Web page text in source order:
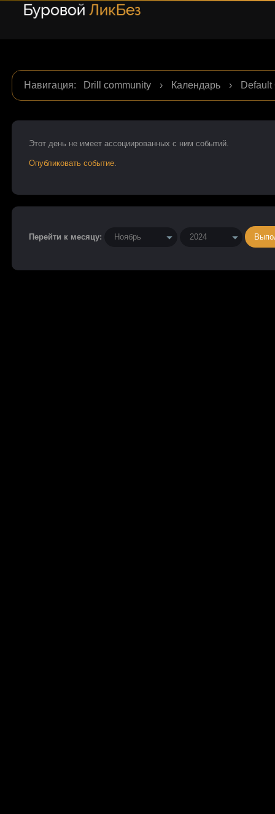
Навигация: Drill community › Календарь › Default
Этот день не имеет ассоцииpованных с ним событий.
Опубликовать событие.
Перейти к месяцу: